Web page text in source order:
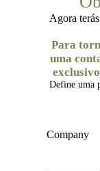
Agora
Para
uma
Define uma
Company